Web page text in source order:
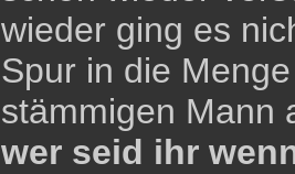
wieder ging es
Spur in die
stämmigen Mann
wer seid ihr